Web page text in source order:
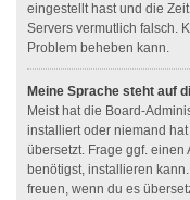
eingestellt hast und die
Servers vermutlich falsch.
Problem beheben kann.
Meine Sprache steht auf
Meist hat die Board-
installiert oder niemand
übersetzt. Frage ggf. einen
benötigst, installieren
freuen, wenn du es